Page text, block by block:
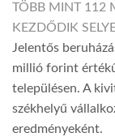
TÖBB MINT 112
KEZDŐDIK
Jelentős
millió forint
településen. A
székhelyű
eredményeként.